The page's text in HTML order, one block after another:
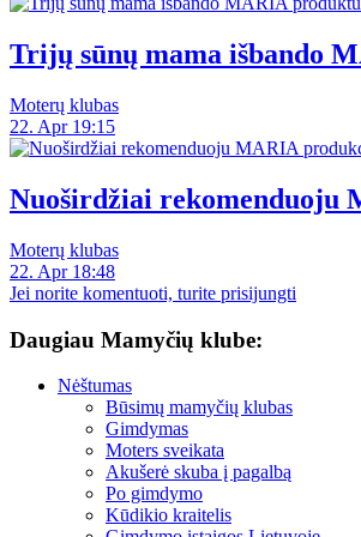
Trijų sūnų mama išbando
Moterų klubas
22. Apr 19:15
Nuoširdžiai rekomenduoju
Moterų klubas
22. Apr 18:48
Jei norite komentuoti, turite prisijungti
Daugiau Mamyčių klube:
Nėštumas
Būsimų mamyčių klubas
Gimdymas
Moters sveikata
Akušerė skuba į pagalbą
Po gimdymo
Kūdikio kraitelis